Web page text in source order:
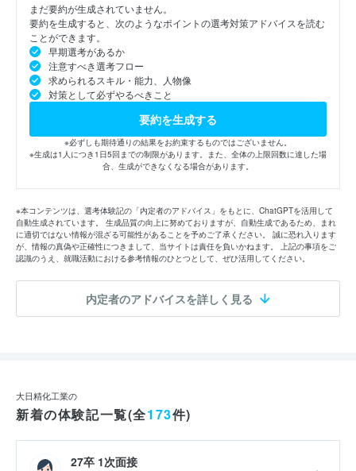
まだ要約が生成されていません。
要約を生成すると、次のようなポイントの選考対策アドバイスを読む
ことができます。
早期選考があるか
注意すべき選考フロー
求められるスキル・能力、人物像
対策として必ずやるべきこと
要約を生成する
※必ずしも期待通りの結果をお約束するものではございません。
※生成は1人につき1日5回までの制限があります。また、全体の上限回数に達した場
合、生成ができなくなる場合があります。
※本コンテンツは、選考体験記の「内定者のアドバイス」をもとに、ChatGPTを活用して
自動生成されています。 生成品質の向上に努めておりますが、自動生成であるため、まれ
に適切ではない情報が混ざる可能性があることを予めご了承ください。 誠に恐れ入ります
が、情報の真偽や正確性につきまして、当サイトは責任を負いかねます。 上記の事項をご
認識のうえ、就職活動における参考情報のひとつとして、ぜひ活用してください。
内定者のアドバイスを詳しく見る
大日精化工業の
新着の体験記一覧(全173件)
27卒 1次面接